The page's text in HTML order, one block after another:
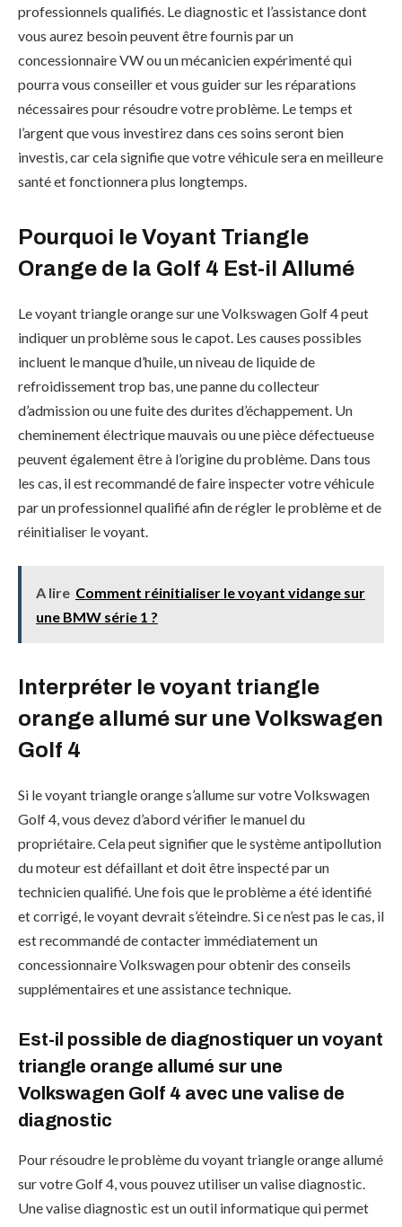
professionnels qualifiés. Le diagnostic et l’assistance dont
vous aurez besoin peuvent être fournis par un
concessionnaire VW ou un mécanicien expérimenté qui
pourra vous conseiller et vous guider sur les réparations
nécessaires pour résoudre votre problème. Le temps et
l’argent que vous investirez dans ces soins seront bien
investis, car cela signifie que votre véhicule sera en meilleure
santé et fonctionnera plus longtemps.
Pourquoi le Voyant Triangle
Orange de la Golf 4 Est-il Allumé
Le voyant triangle orange sur une Volkswagen Golf 4 peut
indiquer un problème sous le capot. Les causes possibles
incluent le manque d’huile, un niveau de liquide de
refroidissement trop bas, une panne du collecteur
d’admission ou une fuite des durites d’échappement. Un
cheminement électrique mauvais ou une pièce défectueuse
peuvent également être à l’origine du problème. Dans tous
les cas, il est recommandé de faire inspecter votre véhicule
par un professionnel qualifié afin de régler le problème et de
réinitialiser le voyant.
A lire Comment réinitialiser le voyant vidange sur
une BMW série 1 ?
Interpréter le voyant triangle
orange allumé sur une Volkswagen
Golf 4
Si le voyant triangle orange s’allume sur votre Volkswagen
Golf 4, vous devez d’abord vérifier le manuel du
propriétaire. Cela peut signifier que le système antipollution
du moteur est défaillant et doit être inspecté par un
technicien qualifié. Une fois que le problème a été identifié
et corrigé, le voyant devrait s’éteindre. Si ce n’est pas le cas, il
est recommandé de contacter immédiatement un
concessionnaire Volkswagen pour obtenir des conseils
supplémentaires et une assistance technique.
Est-il possible de diagnostiquer un voyant
triangle orange allumé sur une
Volkswagen Golf 4 avec une valise de
diagnostic
Pour résoudre le problème du voyant triangle orange allumé
sur votre Golf 4, vous pouvez utiliser un valise diagnostic.
Une valise diagnostic est un outil informatique qui permet